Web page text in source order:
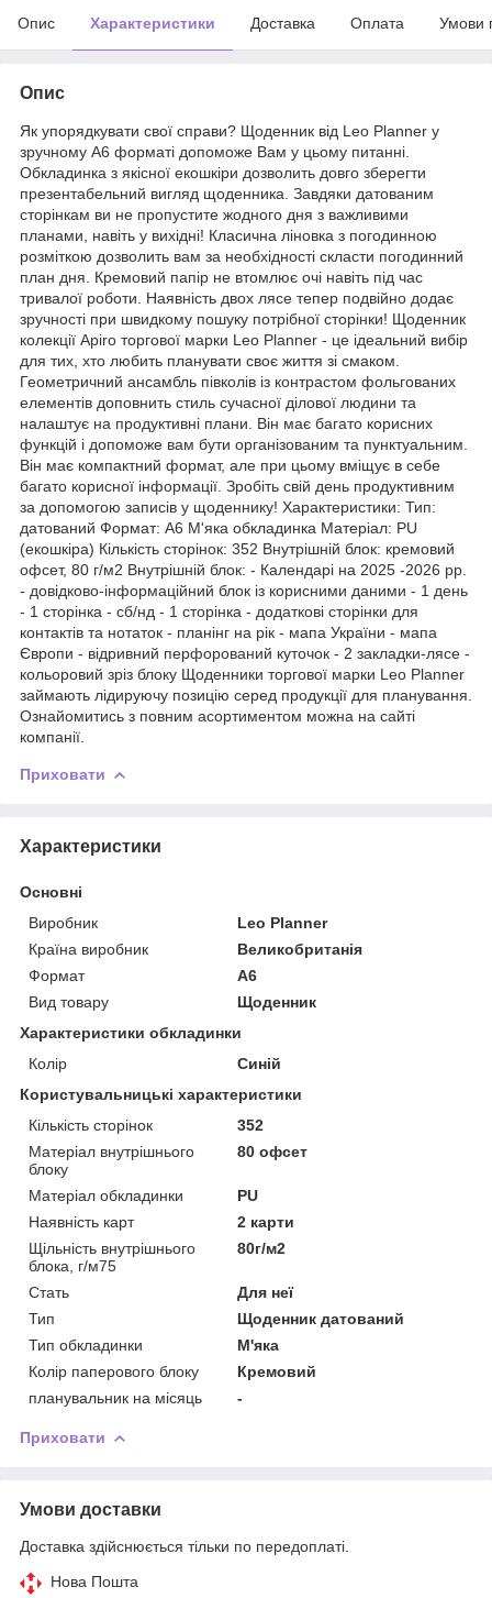
Опис Характеристики Доставка Оплата Умови
Опис
Як упорядкувати свої справи? Щоденник від Leo Planner у
зручному А6 форматі допоможе Вам у цьому питанні.
Обкладинка з якісної екошкіри дозволить довго зберегти
презентабельний вигляд щоденника. Завдяки датованим
сторінкам ви не пропустите жодного дня з важливими
планами, навіть у вихідні! Класична ліновка з погодинною
розміткою дозволить вам за необхідності скласти погодинний
план дня. Кремовий папір не втомлює очі навіть під час
тривалої роботи. Наявність двох лясе тепер подвійно додає
зручності при швидкому пошуку потрібної сторінки! Щоденник
колекції Apiro торгової марки Leo Planner - це ідеальний вибір
для тих, хто любить планувати своє життя зі смаком.
Геометричний ансамбль півколів із контрастом фольгованих
елементів доповнить стиль сучасної ділової людини та
налаштує на продуктивні плани. Він має багато корисних
функцій і допоможе вам бути організованим та пунктуальним.
Він має компактний формат, але при цьому вміщує в себе
багато корисної інформації. Зробіть свій день продуктивним
за допомогою записів у щоденнику! Характеристики: Тип:
датований Формат: А6 М'яка обкладинка Матеріал: PU
(екошкіра) Кількість сторінок: 352 Внутрішній блок: кремовий
офсет, 80 г/м2 Внутрішній блок: - Календарі на 2025 -2026 рр.
- довідково-інформаційний блок із корисними даними - 1 день
- 1 сторінка - сб/нд - 1 сторінка - додаткові сторінки для
контактів та нотаток - планінг на рік - мапа України - мапа
Європи - відривний перфорований куточок - 2 закладки-лясе -
кольоровий зріз блоку Щоденники торгової марки Leo Planner
займають лідируючу позицію серед продукції для планування.
Ознайомитись з повним асортиментом можна на сайті
компанії.
Приховати
Характеристики
Основні
Виробник
Leo Planner
Країна виробник
Великобританія
Формат
A6
Вид товару
Щоденник
Характеристики обкладинки
Колір
Синій
Користувальницькі характеристики
Кількість сторінок
352
Матеріал внутрішнього
блоку
80 офсет
Матеріал обкладинки
PU
Наявність карт
2 карти
Щільність внутрішнього
блока, г/м75
80г/м2
Стать
Для неї
Тип
Щоденник датований
Тип обкладинки
М'яка
Колір паперового блоку
Кремовий
планувальник на місяць
-
Приховати
Умови доставки
Доставка здійснюється тільки по передоплаті.
Нова Пошта